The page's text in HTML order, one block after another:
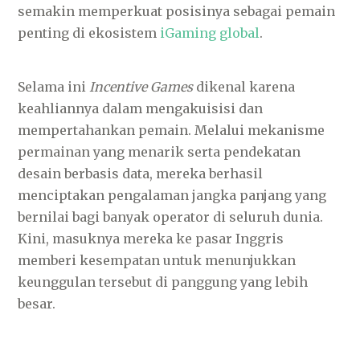
semakin memperkuat posisinya sebagai pemain
penting di ekosistem iGaming global.
Selama iniIncentive Gamesdikenal karena
keahliannya dalam mengakuisisi dan
mempertahankan pemain. Melalui mekanisme
permainan yang menarik serta pendekatan
desain berbasis data, mereka berhasil
menciptakan pengalaman jangka panjang yang
bernilai bagi banyak operator di seluruh dunia.
Kini, masuknya mereka ke pasar Inggris
memberi kesempatan untuk menunjukkan
keunggulan tersebut di panggung yang lebih
besar.